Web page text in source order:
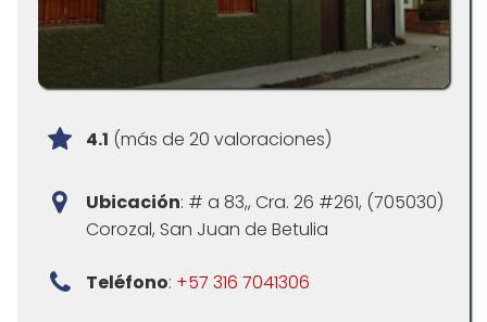
4.1 (más de 20 valoraciones)
Ubicación: # a 83,, Cra. 26 #261, (705030)
Corozal, San Juan de Betulia
Teléfono: +57 316 7041306